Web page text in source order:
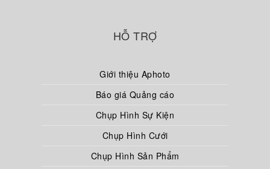
HỖ TRỢ
Giới thiệu Aphoto
Báo giá Quảng cáo
Chụp Hình Sự Kiện
Chụp Hình Cưới
Chụp Hình Sản Phẩm